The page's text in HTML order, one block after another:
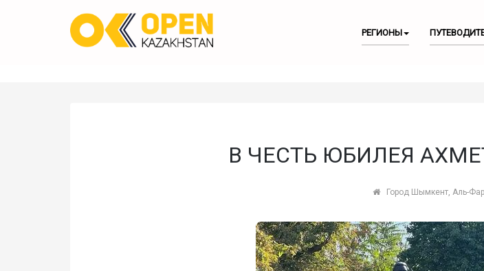
РЕГИОНЫ
В ЧЕСТЬ ЮБИЛЕЯ
Город Шымкент, Аль-